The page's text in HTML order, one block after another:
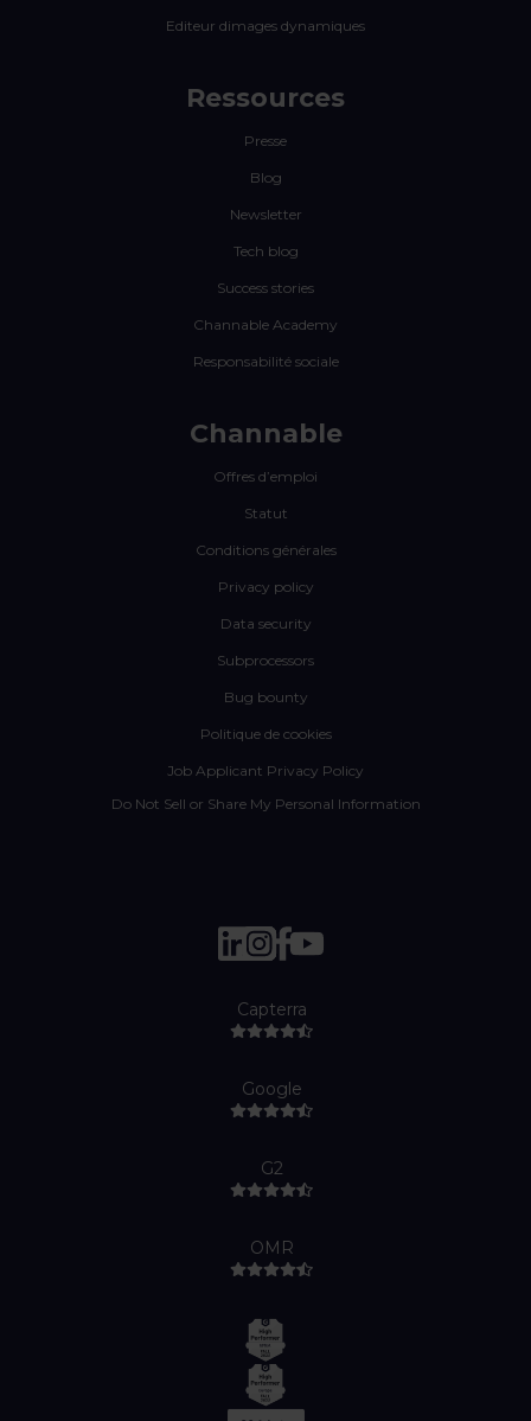
Editeur dimages dynamiques
Ressources
Presse
Blog
Newsletter
Tech blog
Success stories
Channable Academy
Responsabilité sociale
Channable
Offres d’emploi
Statut
Conditions générales
Privacy policy
Data security
Subprocessors
Bug bounty
Politique de cookies
Job Applicant Privacy Policy
Do Not Sell or Share My Personal Information
Capterra
Google
G2
OMR